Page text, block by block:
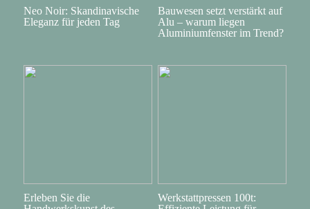
Neo Noir: Skandinavische
Eleganz für jeden Tag
Bauwesen setzt verstärkt auf
Alu – warum liegen
Aluminiumfenster im Trend?
Erleben Sie die
Werkstattpressen 100t: